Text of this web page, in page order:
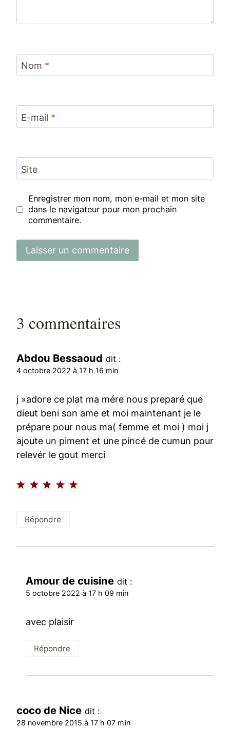
Nom *
E-mail *
Site
Enregistrer mon nom, mon e-mail et mon site
dans le navigateur pour mon prochain
commentaire.
3 commentaires
Abdou Bessaoud dit :
4 octobre 2022 à 17 h 16 min
j »adore ce plat ma mére nous preparé que
dieut beni son ame et moi maintenant je le
prépare pour nous ma( femme et moi ) moi j
ajoute un piment et une pincé de cumun pour
relevér le gout merci
Répondre
Amour de cuisine dit :
5 octobre 2022 à 17 h 09 min
avec plaisir
Répondre
coco de Nice dit :
28 novembre 2015 à 17 h 07 min